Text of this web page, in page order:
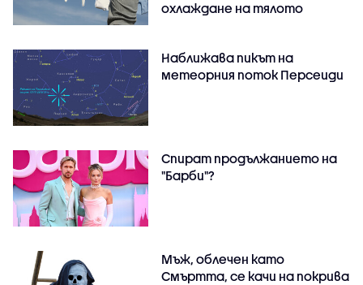
охлаждане на тялото
Наближава пикът на
метеорния поток Персеиди
Спират продължанието на
"Барби"?
Мъж, облечен като
Смъртта, се качи на покрива